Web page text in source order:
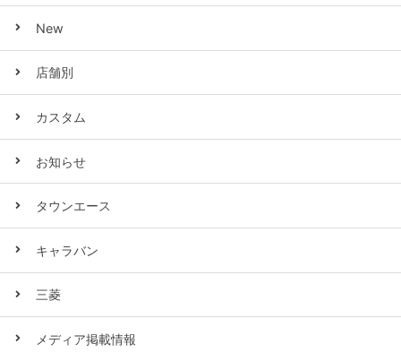
New
店舗別
カスタム
お知らせ
タウンエース
キャラバン
三菱
メディア掲載情報